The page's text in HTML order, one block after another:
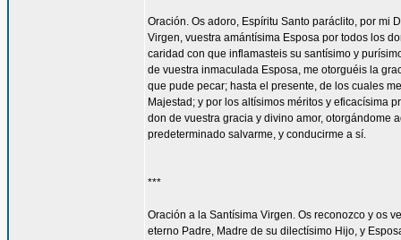
Oración. Os adoro, Espíritu Santo paráclito, por mi
Virgen, vuestra amántísima Esposa por todos los
caridad con que inflamasteis su santísimo y
de vuestra inmaculada Esposa, me otorguéis la
que pude pecar; hasta el presente, de los cuales
Majestad; y por los altísimos méritos y eficacísima
don de vuestra gracia y divino amor, otorgándome
predeterminado salvarme, y conducirme a sí.
***
Oración a la Santísima Virgen. Os reconozco y os
eterno Padre, Madre de su dilectísimo Hijo, y